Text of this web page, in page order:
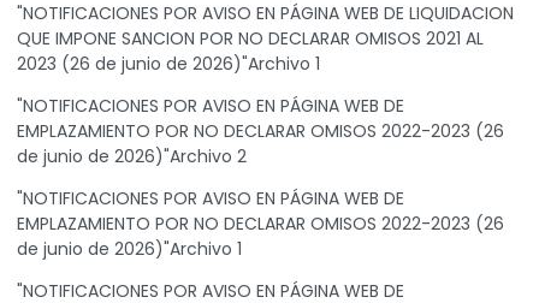
"NOTIFICACIONES POR AVISO EN PÁGINA WEB DE LIQUIDACION
QUE IMPONE SANCION POR NO DECLARAR OMISOS 2021 AL
2023 (26 de junio de 2026)"Archivo 1
"NOTIFICACIONES POR AVISO EN PÁGINA WEB DE
EMPLAZAMIENTO POR NO DECLARAR OMISOS 2022-2023 (26
de junio de 2026)"Archivo 2
"NOTIFICACIONES POR AVISO EN PÁGINA WEB DE
EMPLAZAMIENTO POR NO DECLARAR OMISOS 2022-2023 (26
de junio de 2026)"Archivo 1
"NOTIFICACIONES POR AVISO EN PÁGINA WEB DE